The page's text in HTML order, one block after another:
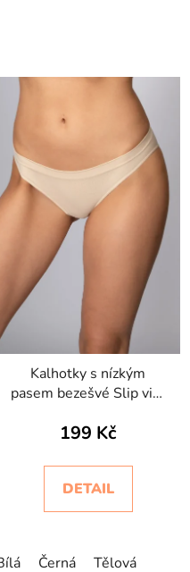
Kalhotky s nízkým
pasem bezešvé Slip vita
199 Kč
DETAIL
Černá Tělová